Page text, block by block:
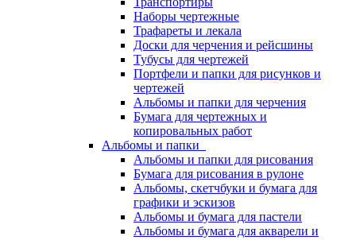
Наборы чертежные
Трафареты и лекала
Доски для черчения и рейсшины
Тубусы для чертежей
Портфели и папки для рисунков и
чертежей
Альбомы и папки для черчения
Бумага для чертежных и
копировальных работ
Альбомы и папки
Альбомы и папки для рисования
Бумага для рисования в рулоне
Альбомы, скетчбуки и бумага для
графики и эскизов
Альбомы и бумага для пастели
Альбомы и бумага для акварели и